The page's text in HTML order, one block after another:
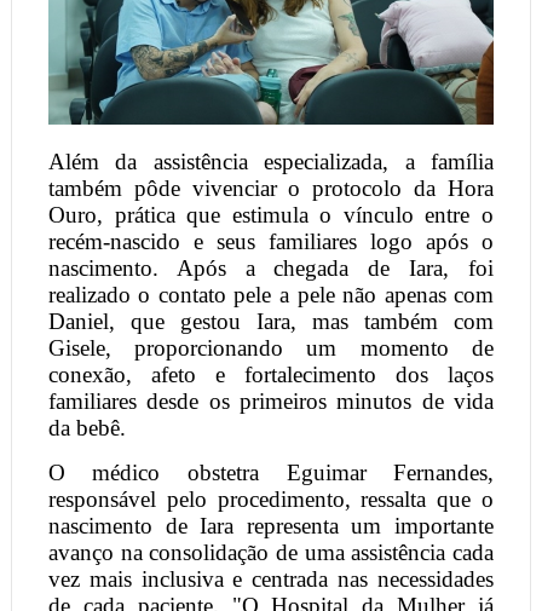
Além da assistência especializada, a família
também pôde vivenciar o protocolo da Hora
Ouro, prática que estimula o vínculo entre o
recém-nascido e seus familiares logo após o
nascimento. Após a chegada de Iara, foi
realizado o contato pele a pele não apenas com
Daniel, que gestou Iara, mas também com
Gisele, proporcionando um momento de
conexão, afeto e fortalecimento dos laços
familiares desde os primeiros minutos de vida
da bebê.
O médico obstetra Eguimar Fernandes,
responsável pelo procedimento, ressalta que o
nascimento de Iara representa um importante
avanço na consolidação de uma assistência cada
vez mais inclusiva e centrada nas necessidades
de cada paciente. "O Hospital da Mulher já